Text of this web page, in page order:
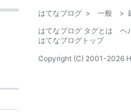
はてなブログ > 一般 >
はてなブログ タグとは
ヘ
はてなブログトップ
Copyright (C) 2001-2026